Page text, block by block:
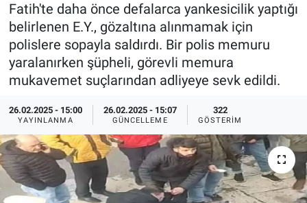
Fatih'te daha önce defalarca yankesicilik yaptığı
belirlenen E.Y., gözaltına alınmamak için
polislere sopayla saldırdı. Bir polis memuru
yaralanırken şüpheli, görevli memura
mukavemet suçlarından adliyeye sevk edildi.
26.02.2025 - 15:00
YAYINLANMA
26.02.2025 - 15:07
GÜNCELLEME
322
GÖSTERIM
Doğa Konuşuyor
Dünya
Ege Saati
Ege'den Esintiler
Eğitim
Eğlence
Sağlık
Spor
Yayın Akışı
İletişim
Tüm Manşetler
Son Dakika Haberleri
Haber Arşivi